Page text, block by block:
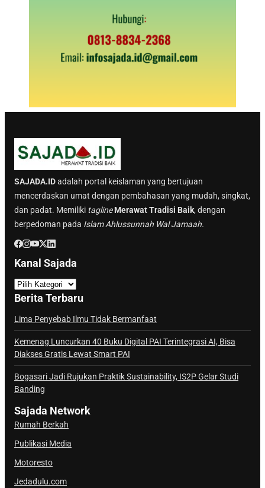
SAJADA.IDadalah portal keislaman yang bertujuan
mencerdaskan umat dengan pembahasan yang mudah, singkat,
dan padat. Memiliki tagline Merawat Tradisi Baik, dengan
berpedoman pada Islam Ahlussunnah Wal Jamaah.
Kanal Sajada
K
a
n
a
l
S
j
a
d
Berita Terbaru
Lima Penyebab Ilmu Tidak Bermanfaat
Kemenag Luncurkan 40 Buku Digital PAI Terintegrasi AI, Bisa
Diakses Gratis Lewat Smart PAI
Bogasari Jadi Rujukan Praktik Sustainability, IS2P Gelar Studi
Banding
Sajada Network
Rumah Berkah
Publikasi Media
Motoresto
Jedadulu.com